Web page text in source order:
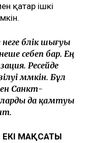
қатар ішкі
бүлік шығуы
себеп бар. Ең
Ресейде
мүмкін. Бұл
Санкт-
да қамтуы
МАҚСАТЫ